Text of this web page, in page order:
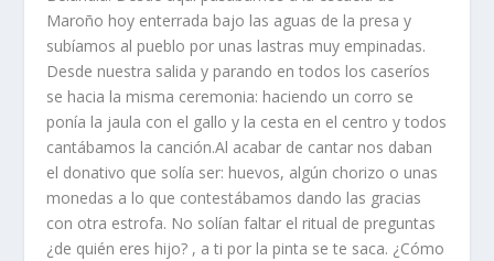
Maroño hoy enterrada bajo las aguas de la presa y
subí­amos al pueblo por unas lastras muy empinadas.
Desde nuestra salida y parando en todos los caserí­os
se hacia la misma ceremonia: haciendo un corro se
poní­a la jaula con el gallo y la cesta en el centro y todos
cantábamos la canción.Al acabar de cantar nos daban
el do­nativo que solí­a ser: huevos, algún chorizo o unas
monedas a lo que contestábamos dando las gracias
con otra estrofa. No solí­an faltar el ritual de preguntas
¿de quién eres hijo? , a ti por la pinta se te saca. ¿Cómo